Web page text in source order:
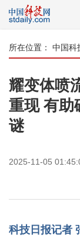
所在位置： 中国科
耀变体喷
重现 有助
谜
2025-11-05
科技日报记者